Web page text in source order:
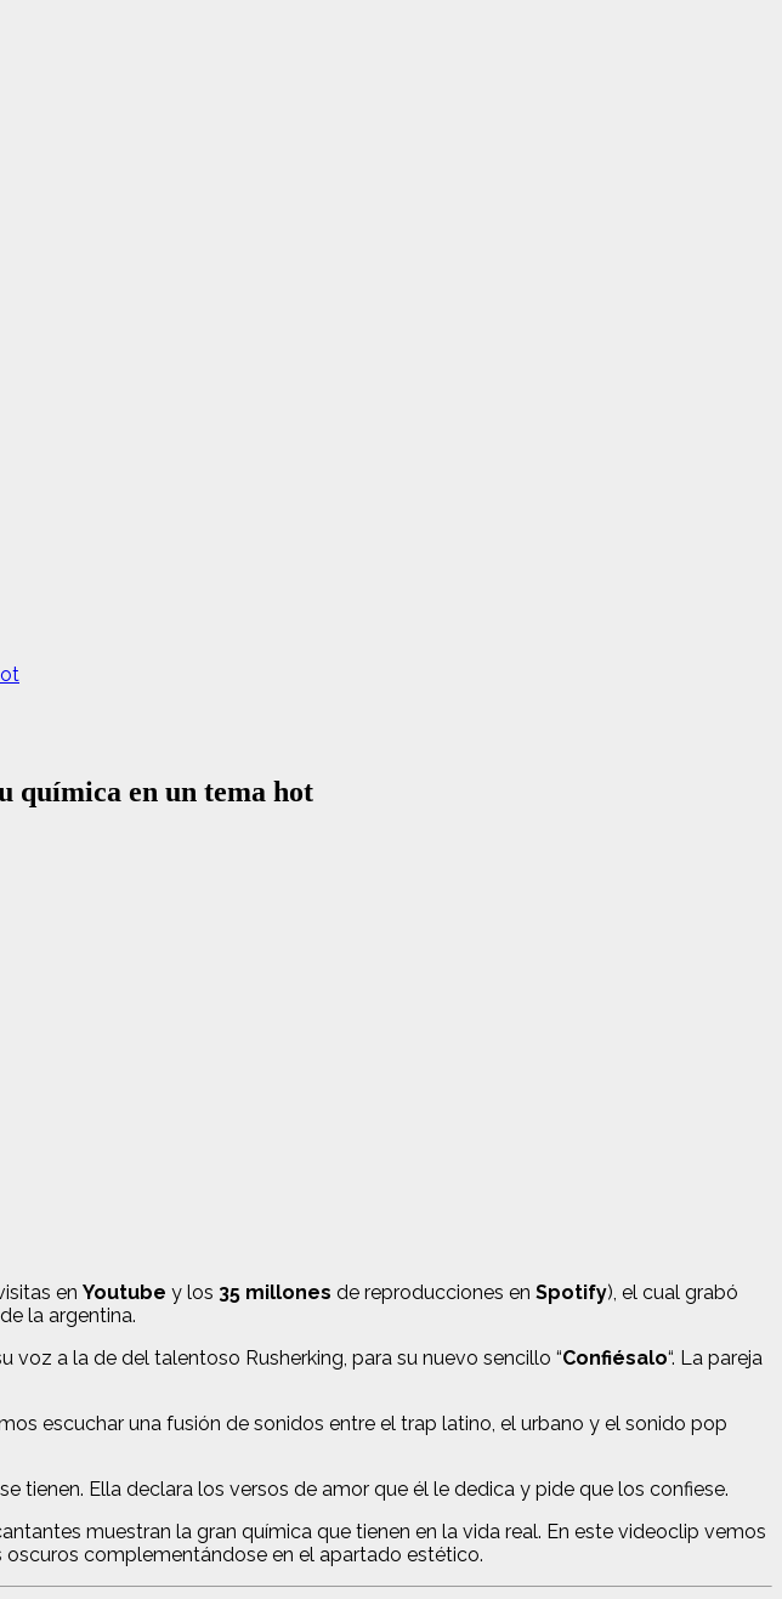
química en un tema hot
en Youtube y los 35 millones de reproducciones en Spotify), el cual grabó
la argentina.
a la de del talentoso Rusherking, para su nuevo sencillo “Confiésalo“. La pareja
escuchar una fusión de sonidos entre el trap latino, el urbano y el sonido pop
tienen. Ella declara los versos de amor que él le dedica y pide que los confiese.
muestran la gran química que tienen en la vida real. En este videoclip vemos
complementándose en el apartado estético.